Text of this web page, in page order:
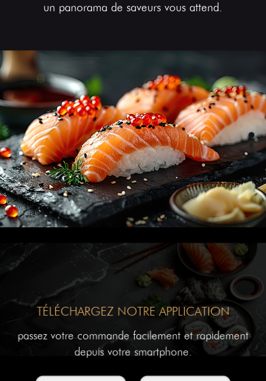
un panorama de saveurs vous attend.
TÉLÉCHARGEZ NOTRE APPLICATION
passez votre commande facilement et rapidement
depuis votre smartphone.